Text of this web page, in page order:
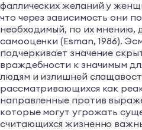
фаллических желаний у
что через зависимость они
необходимый, по их мнению,
самооценки (Esman, 1986).
подчеркивает значение
враждебности к значимым
людям и излишней
рассматривающихся как
направленные против
которые могут угрожать
считающихся жизненно